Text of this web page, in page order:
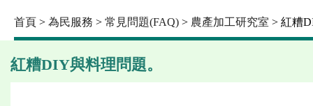
首頁 > 為民服務 > 常見問題(FAQ) > 農產加工研究室 > 紅糟
紅糟DIY與料理問題。